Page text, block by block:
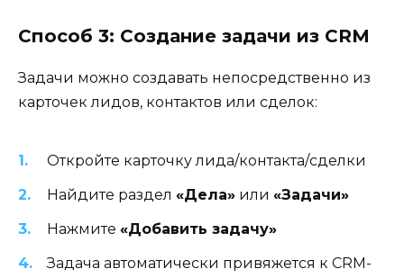
Способ 3: Создание задачи из CRM
Задачи можно создавать непосредственно из
карточек лидов, контактов или сделок:
Откройте карточку лида/контакта/сделки
Найдите раздел «Дела» или «Задачи»
Нажмите «Добавить задачу»
Задача автоматически привяжется к CRM-